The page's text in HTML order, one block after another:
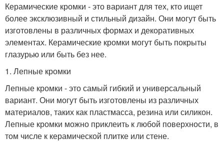
Керамические кромки - это вариант для тех, кто ищет
более эксклюзивный и стильный дизайн. Они могут быть
изготовлены в различных формах и декоративных
элементах. Керамические кромки могут быть покрыты
глазурью или быть без нее.
1. Лепные кромки
Лепные кромки - это самый гибкий и универсальный
вариант. Они могут быть изготовлены из различных
материалов, таких как пластмасса, резина или силикон.
Лепные кромки можно приклеить к любой поверхности, в
том числе к керамической плитке или стене.